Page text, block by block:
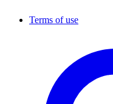
Terms of use